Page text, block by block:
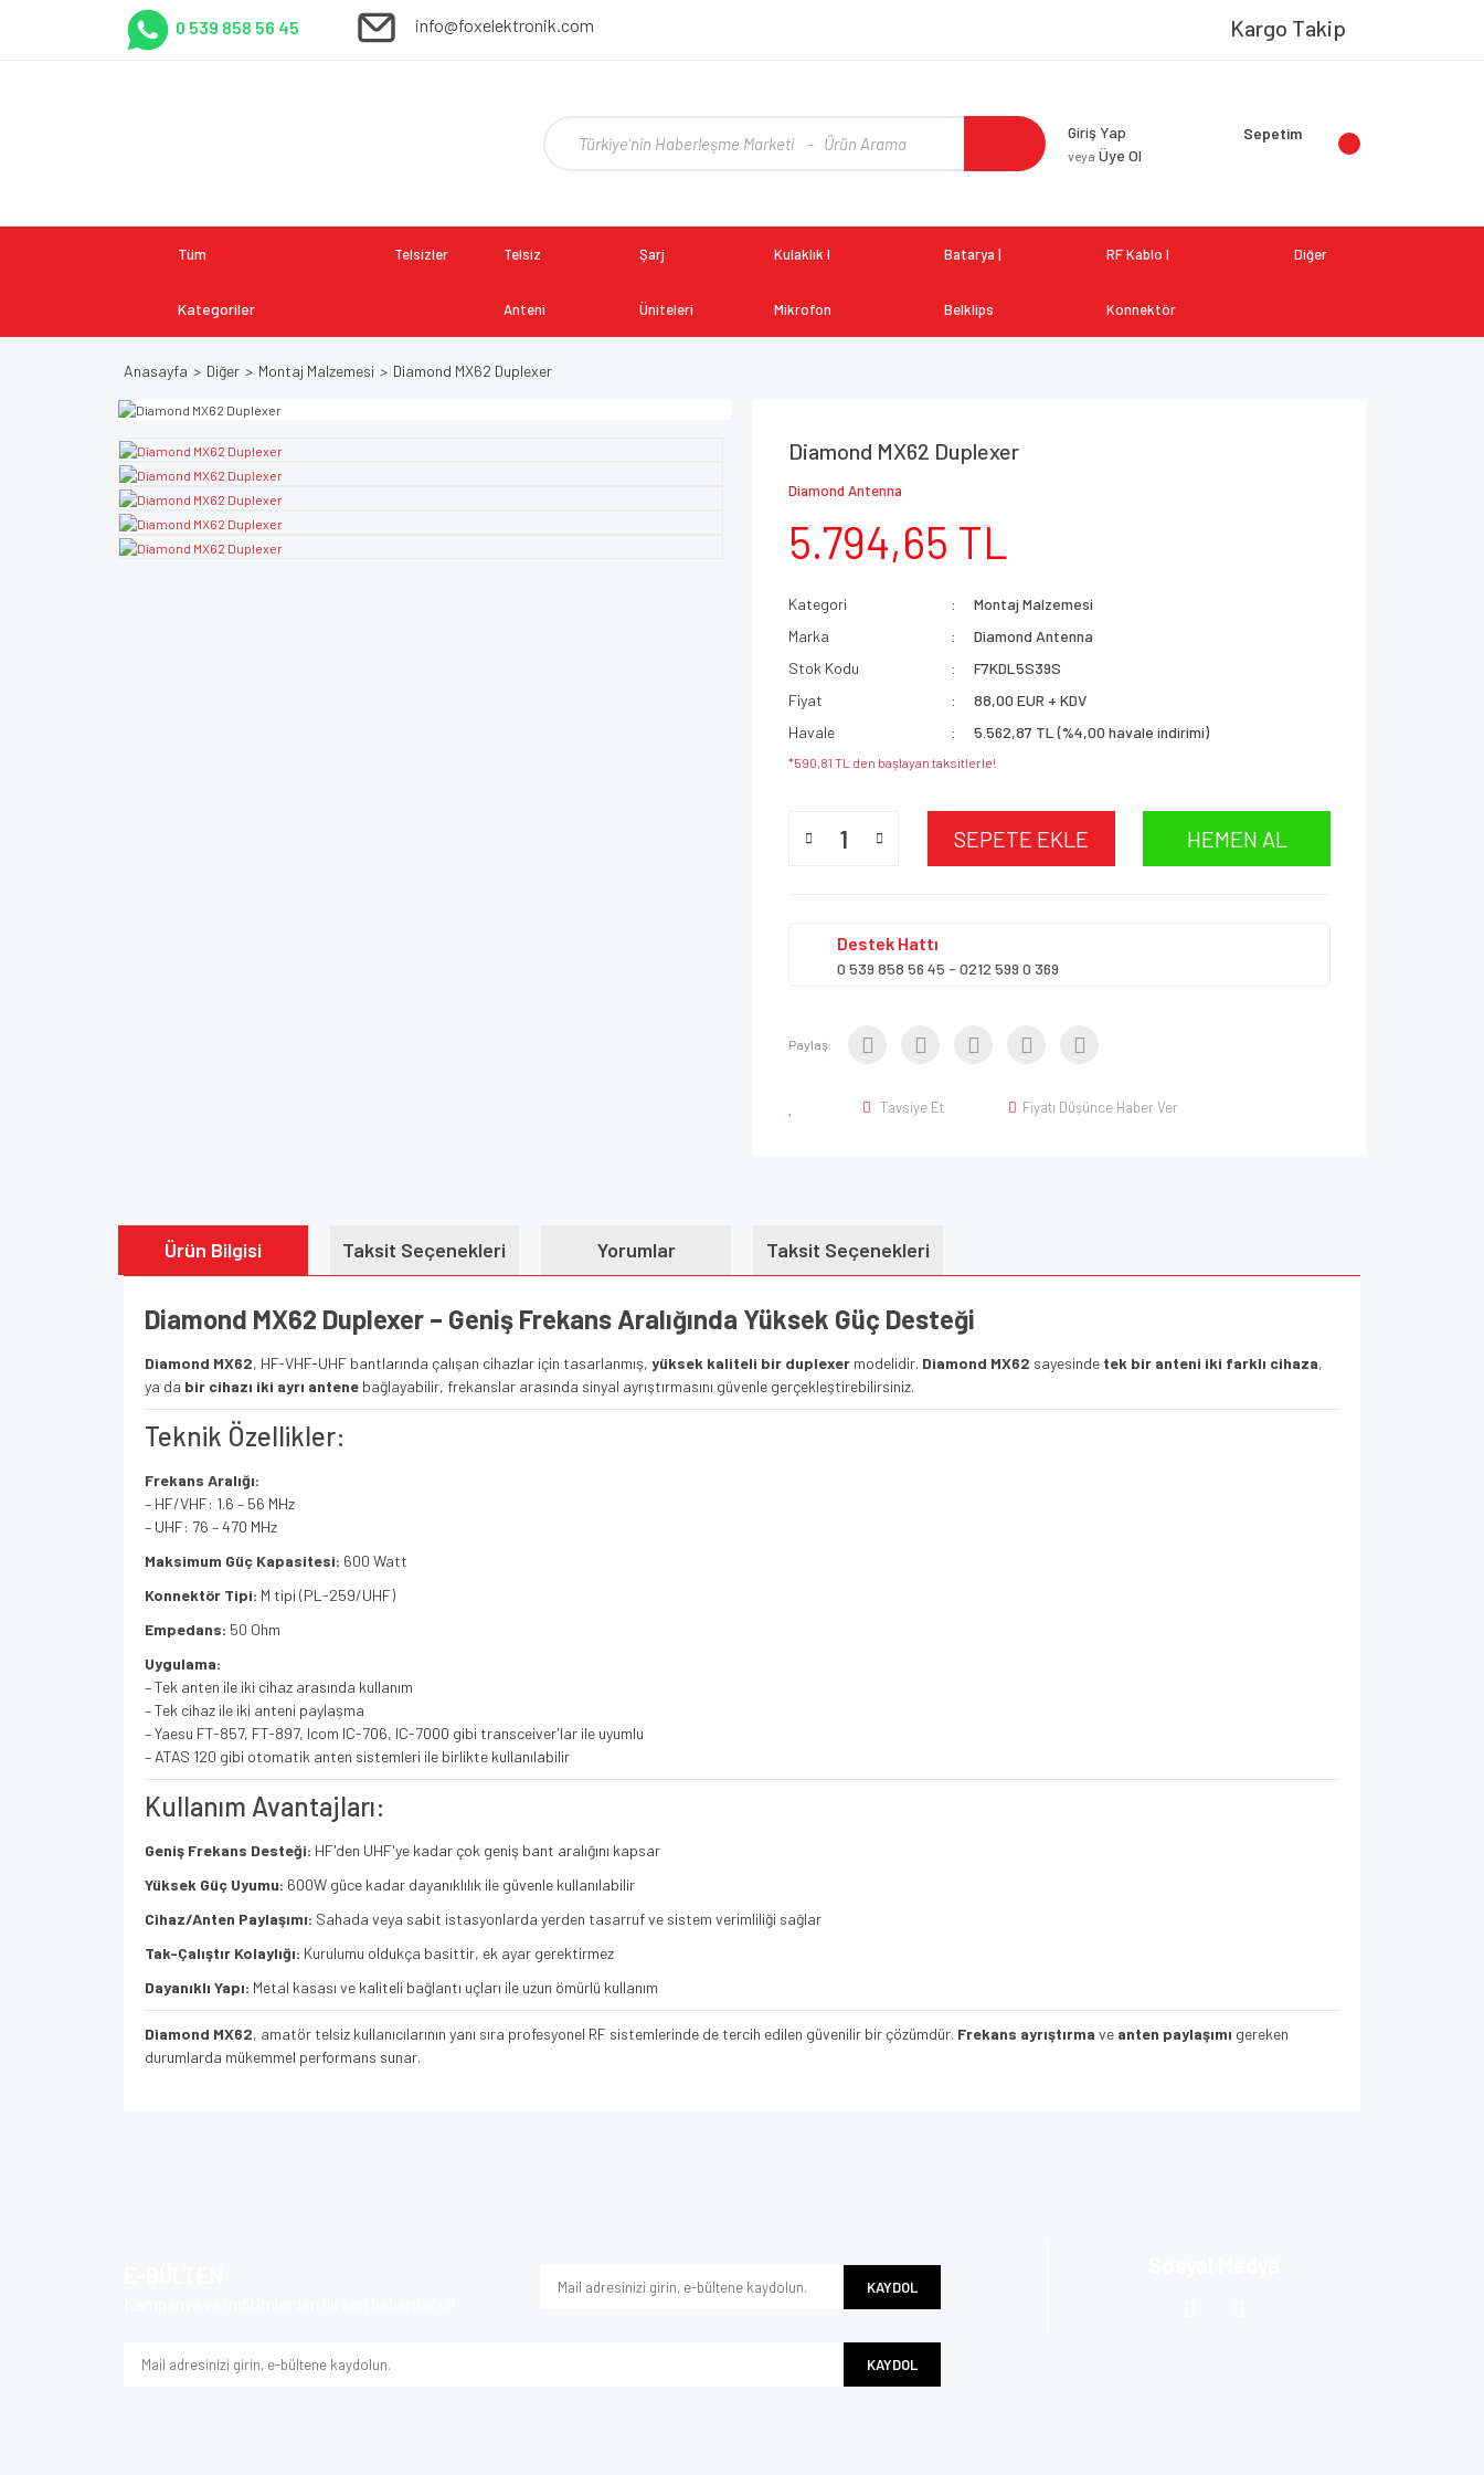
0 539 858 56 45 info@foxelektronik.com Kargo Takip
Giriş Yap
veya Üye Ol
Sepetim
Tüm
Kategoriler
Telsizler Telsiz
Anteni
Şarj
Üniteleri
Kulaklık I
Mikrofon
Batarya |
Belklips
RF Kablo I
Konnektör
Diğer
Anasayfa Diğer Montaj Malzemesi Diamond MX62 Duplexer
Diamond MX62 Duplexer
Diamond Antenna
5.794,65 TL
Kategori
Montaj Malzemesi
Marka
Diamond Antenna
Stok Kodu
F7KDL5S39S
Fiyat
88,00 EUR + KDV
Havale
5.562,87 TL (%4,00 havale indirimi)
*590,81 TL den başlayan taksitlerle!
SEPETE EKLE HEMEN AL
Destek Hattı
0 539 858 56 45 - 0212 599 0 369
Paylaş:
Tavsiye Et Fiyatı Düşünce Haber Ver
Ürün Bilgisi Taksit Seçenekleri Yorumlar Taksit Seçenekleri
Diamond MX62 Duplexer – Geniş Frekans Aralığında Yüksek Güç Desteği
Diamond MX62, HF-VHF-UHF bantlarında çalışan cihazlar için tasarlanmış, yüksek kaliteli bir duplexer modelidir. Diamond MX62 sayesinde tek bir anteni iki farklı cihaza,
ya da bir cihazı iki ayrı antene bağlayabilir, frekanslar arasında sinyal ayrıştırmasını güvenle gerçekleştirebilirsiniz.
Teknik Özellikler:
Frekans Aralığı:
– HF/VHF: 1.6 – 56 MHz
– UHF: 76 – 470 MHz
Maksimum Güç Kapasitesi: 600 Watt
Konnektör Tipi: M tipi (PL-259/UHF)
Empedans: 50 Ohm
Uygulama:
– Tek anten ile iki cihaz arasında kullanım
– Tek cihaz ile iki anteni paylaşma
– Yaesu FT-857, FT-897, Icom IC-706, IC-7000 gibi transceiver'lar ile uyumlu
– ATAS 120 gibi otomatik anten sistemleri ile birlikte kullanılabilir
Kullanım Avantajları:
Geniş Frekans Desteği: HF'den UHF'ye kadar çok geniş bant aralığını kapsar
Yüksek Güç Uyumu: 600W güce kadar dayanıklılık ile güvenle kullanılabilir
Cihaz/Anten Paylaşımı: Sahada veya sabit istasyonlarda yerden tasarruf ve sistem verimliliği sağlar
Tak-Çalıştır Kolaylığı: Kurulumu oldukça basittir, ek ayar gerektirmez
Dayanıklı Yapı: Metal kasası ve kaliteli bağlantı uçları ile uzun ömürlü kullanım
Diamond MX62, amatör telsiz kullanıcılarının yanı sıra profesyonel RF sistemlerinde de tercih edilen güvenilir bir çözümdür. Frekans ayrıştırma ve anten paylaşımı gereken
durumlarda mükemmel performans sunar.
Bu ürüne benzer farklı alternatifler olmalı.
KAYDOL
KAYDOL